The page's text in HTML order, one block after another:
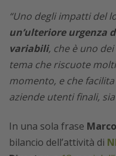
“Uno degli impatti del
un’ulteriore urgenza
variabili, che è uno
tema che riscuote
momento, e che
aziende utenti finali,
In una sola frase
bilancio dell’attività di